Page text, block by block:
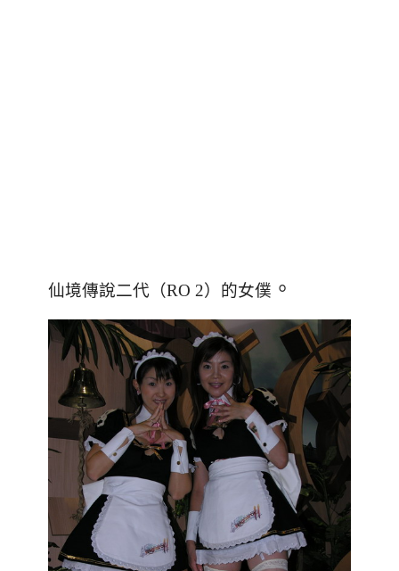
仙境傳說二代 （RO 2） 的女僕 。